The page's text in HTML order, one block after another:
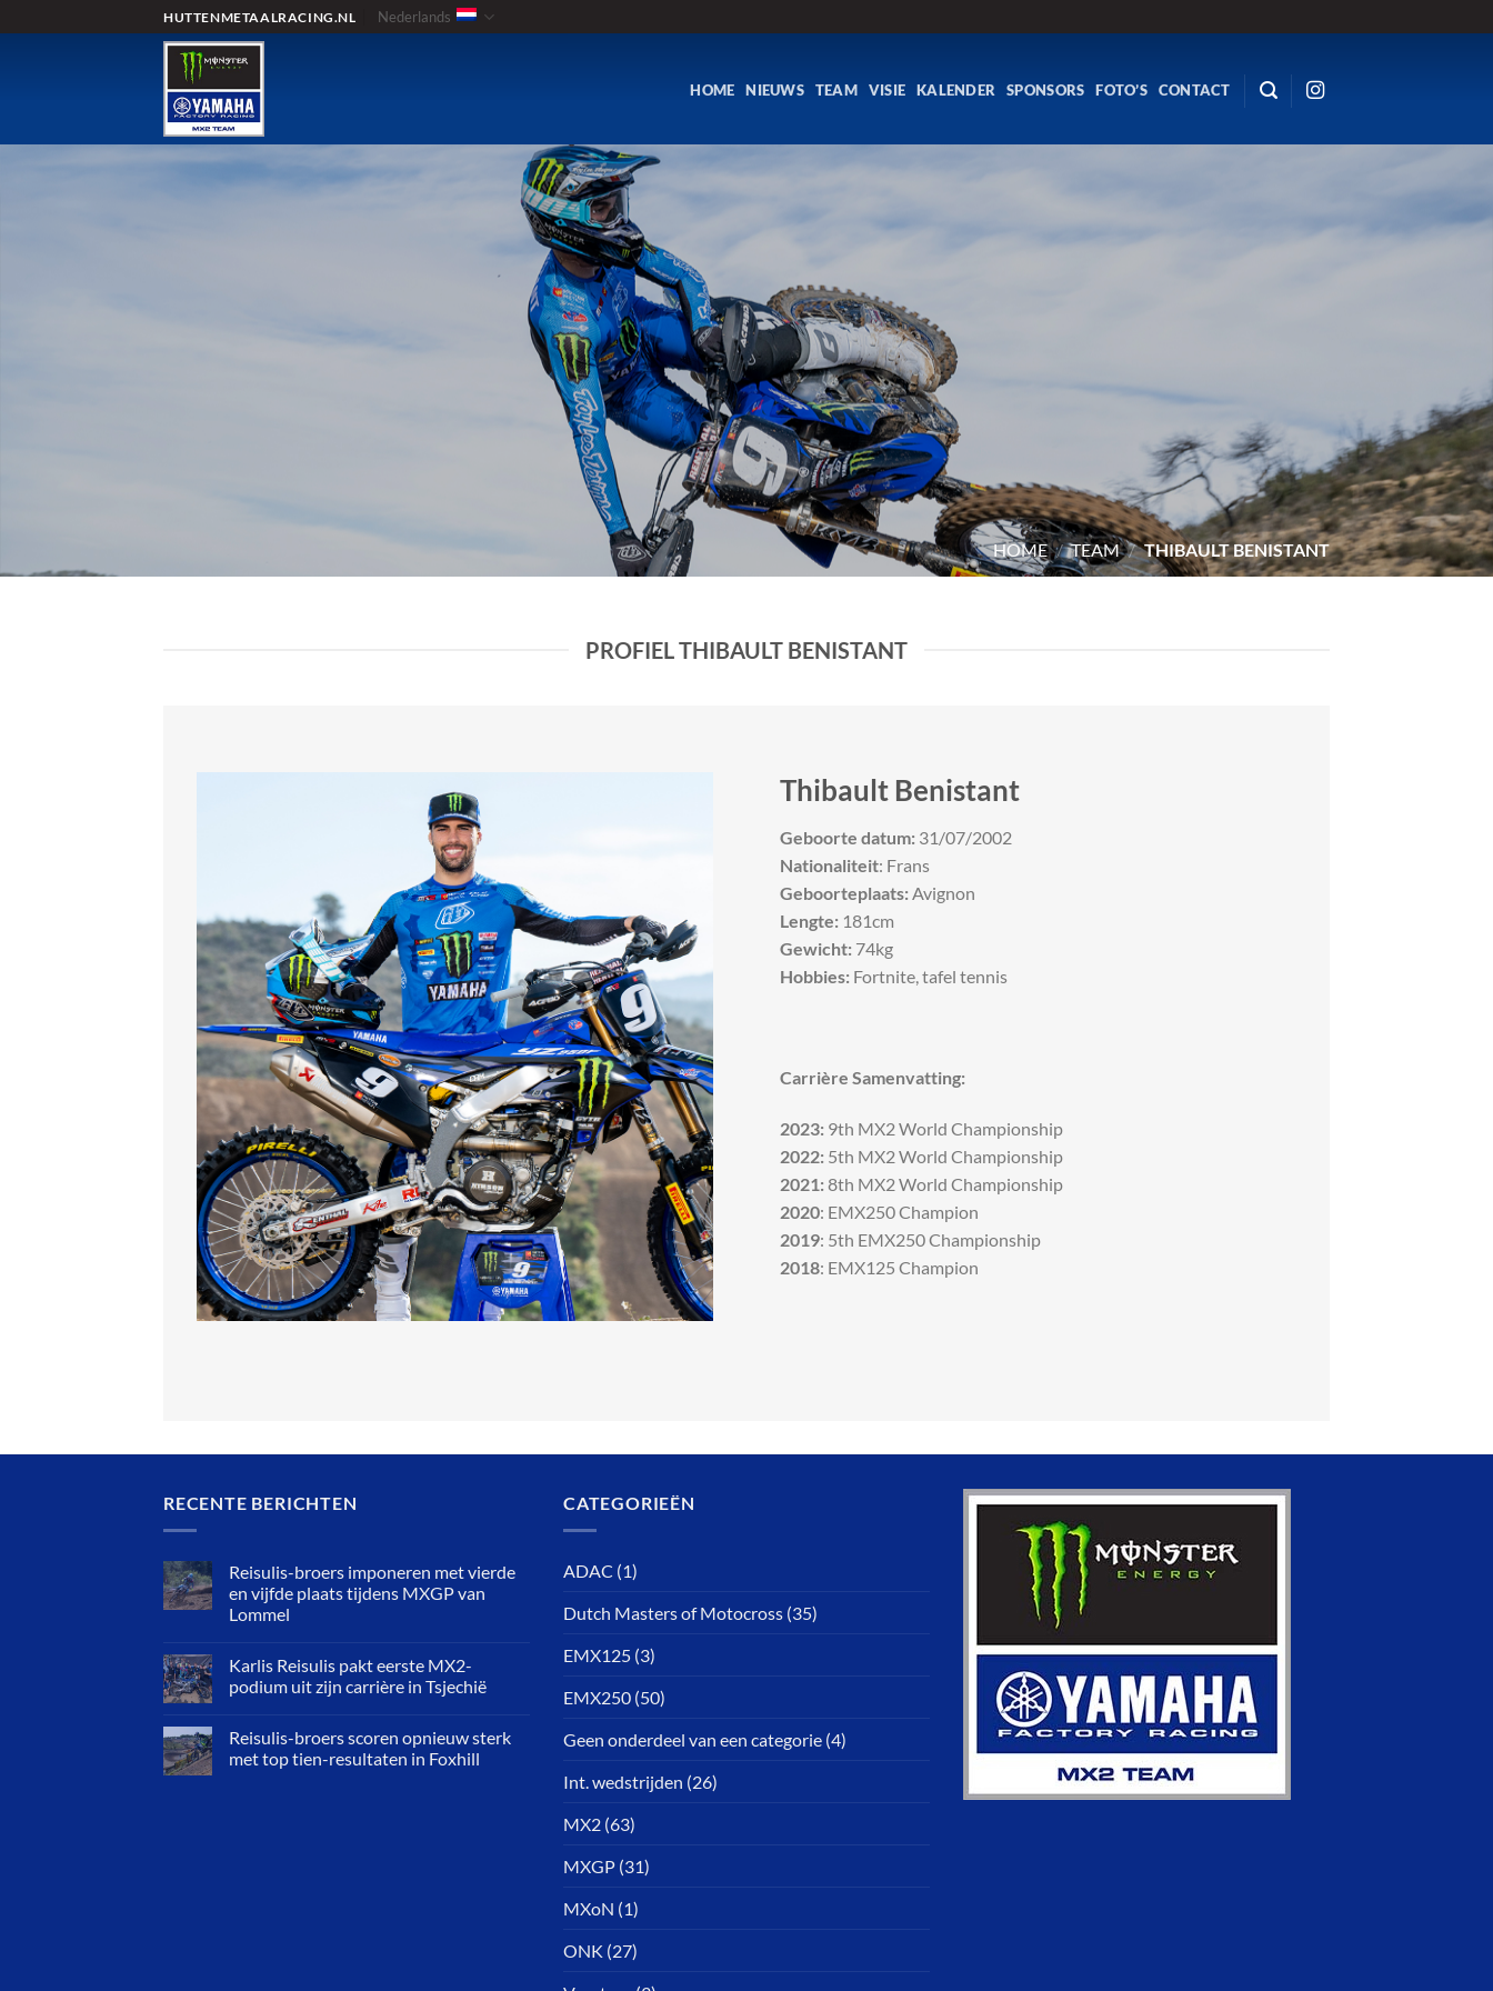
naar
HUTTENMETAALRACING.NL Nederlands
HOME NIEUWS TEAM VISIE KALENDER SPONSORS FOTO’S CONTACT
HOME / TEAM / THIBAULT BENISTANT
PROFIEL THIBAULT BENISTANT
Thibault Benistant
Geboorte datum: 31/07/2002
Nationaliteit: Frans
Geboorteplaats: Avignon
Lengte: 181cm
Gewicht: 74kg
Hobbies: Fortnite, tafel tennis
Carrière Samenvatting:
2023: 9th MX2 World Championship
2022: 5th MX2 World Championship
2021:8th MX2 World Championship
2020: EMX250 Champion
2019: 5th EMX250 Championship
2018: EMX125 Champion
RECENTE BERICHTEN
Reisulis-broers imponeren met vierde
en vijfde plaats tijdens MXGP van
Lommel
Karlis Reisulis pakt eerste MX2-
podium uit zijn carrière in Tsjechië
Reisulis-broers scoren opnieuw sterk
met top tien-resultaten in Foxhill
CATEGORIEËN
ADAC (1)
Dutch Masters of Motocross (35)
EMX125 (3)
EMX250 (50)
Geen onderdeel van een categorie (4)
Int. wedstrijden (26)
MX2 (63)
MXGP (31)
MXoN (1)
ONK (27)